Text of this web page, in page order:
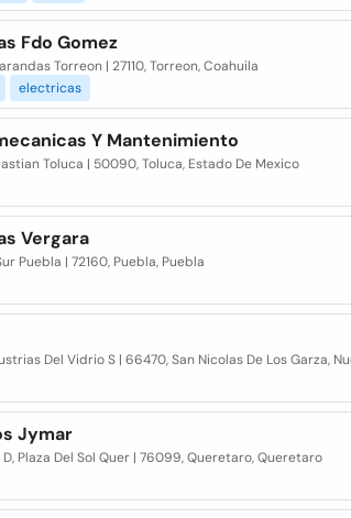
Fdo Gomez
Torreon | 27110, Torreon, Coahuila
electricas
Y Mantenimiento
Toluca | 50090, Toluca, Estado De Mexico
Vergara
Puebla | 72160, Puebla, Puebla
Del Vidrio S | 66470, San Nicolas De Los Garza,
Jymar
D, Plaza Del Sol Quer | 76099, Queretaro, Queretaro